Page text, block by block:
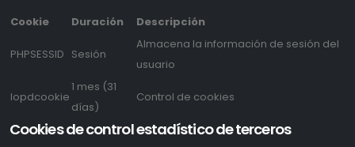
Cookie Duración Descripción
PHPSESSID Sesión
Almacena la información de sesión del
usuario
lopdcookie
1 mes (31
días)
Control de cookies
Cookies de control estadístico de terceros